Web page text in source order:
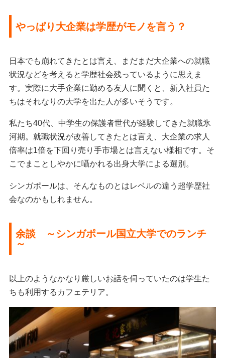
やっぱり大企業は学歴がモノを言う？
日本でも崩れてきたとは言え、まだまだ大企業への就職
状況などを考えると学歴社会残っているように思えま
す。実際に大手企業に勤める友人に聞くと、新入社員た
ちはそれなりの大学を出た人が多いそうです。
私たち40代、中学生の保護者世代が経験してきた就職氷
河期。就職状況が改善してきたとは言え、大企業の求人
倍率は1倍を下回り売り手市場とは言えない様相です。そ
こでまことしやかに囁かれる出身大学による選別。
シンガポールは、そんなものとはレベルの違う超学歴社
会なのかもしれません。
余談 ～シンガポール国立大学でのランチ
～
以上のようなかなり厳しいお話を伺っていたのは学生た
ちも利用するカフェテリア。